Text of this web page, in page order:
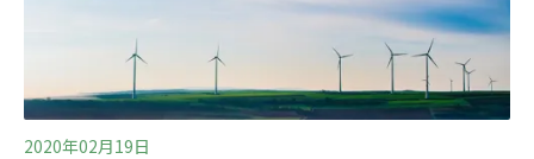
2020年02月19日